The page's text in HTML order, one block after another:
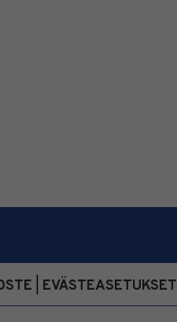
EVÄSTEASETUKSET